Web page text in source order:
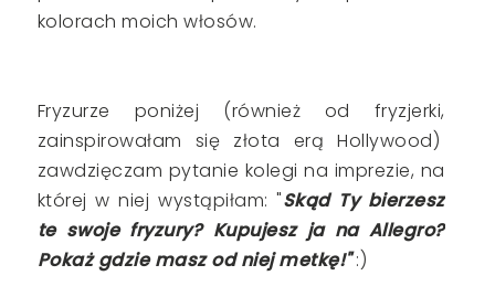
kolorach moich włosów.
Fryzurze poniżej (również od fryzjerki,
zainspirowałam się złota erą Hollywood)
zawdzięczam pytanie kolegi na imprezie, na
której w niej wystąpiłam: "Skąd Ty bierzesz
te swoje fryzury? Kupujesz ja na Allegro?
Pokaż gdzie masz od niej metkę!":)